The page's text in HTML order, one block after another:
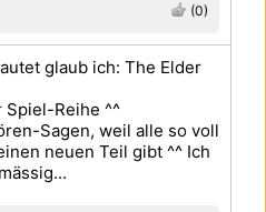
(0)
glaub ich: The Elder
Spiel-Reihe ^^
Sagen, weil alle so voll
neuen Teil gibt ^^ Ich